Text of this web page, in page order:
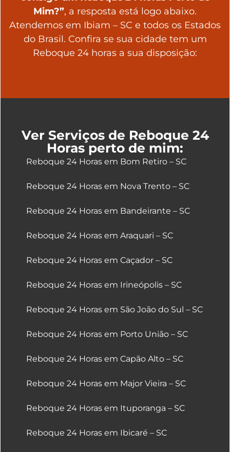
Mim?”, a resposta está logo abaixo.
Atendemos em Ibiam – SC e todos os Estados
do Brasil. Confira se sua cidade tem um
Reboque 24 horas a sua disposição:
Ver Serviços de Reboque 24
Horas perto de mim:
Reboque 24 Horas em Bom Retiro – SC
Reboque 24 Horas em Nova Trento – SC
Reboque 24 Horas em Bandeirante – SC
Reboque 24 Horas em Araquari – SC
Reboque 24 Horas em Caçador – SC
Reboque 24 Horas em Irineópolis – SC
Reboque 24 Horas em São João do Sul – SC
Reboque 24 Horas em Porto União – SC
Reboque 24 Horas em Capão Alto – SC
Reboque 24 Horas em Major Vieira – SC
Reboque 24 Horas em Ituporanga – SC
Reboque 24 Horas em Ibicaré – SC